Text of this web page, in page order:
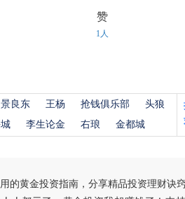
赞
1人
景良东 王杨 抢钱俱乐部
头狼
李生论金 右琅 金都城
的黄金投资指南，分享精品投资理财诀